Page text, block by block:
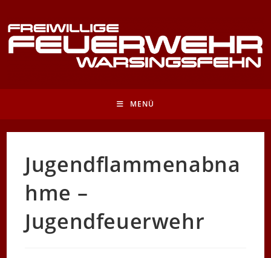
Inhalt
springen
MENÜ
Jugendflammenabna
hme –
Jugendfeuerwehr